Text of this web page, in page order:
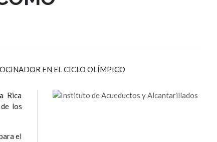
Rica
los
el